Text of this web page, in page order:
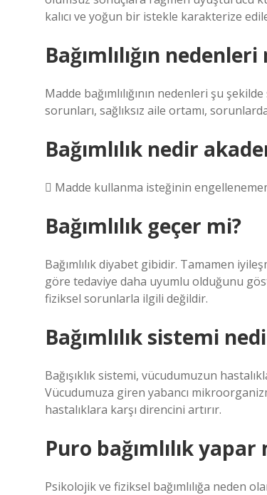
kalıcı ve yoğun bir istekle karakterize
Bağımlılığın
Madde bağımlılığının nedenleri şu
sorunları, sağlıksız aile ortamı,
Bağımlılık nedir
 Madde kullanma isteğinin
Bağımlılık geçer mi?
Bağımlılık diyabet gibidir. Tamamen
göre tedaviye daha uyumlu olduğunu
fiziksel sorunlarla ilgili değildir.
Bağımlılık sistemi
Bağışıklık sistemi, vücudumuzun
Vücudumuza giren yabancı
hastalıklara karşı direncini artırır.
Puro bağımlılık yapar
Psikolojik ve fiziksel bağımlılığa neden